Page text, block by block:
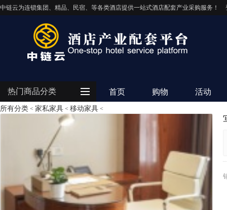
中链云为连锁集团、精品、民宿、等各类酒店提供一站式酒店配套产业采购服务！
热门商品分类 首页 购物 活动
清洁设备
电器设备
IT/智能化
所有分类 < 家私家具 < 移动家具 <